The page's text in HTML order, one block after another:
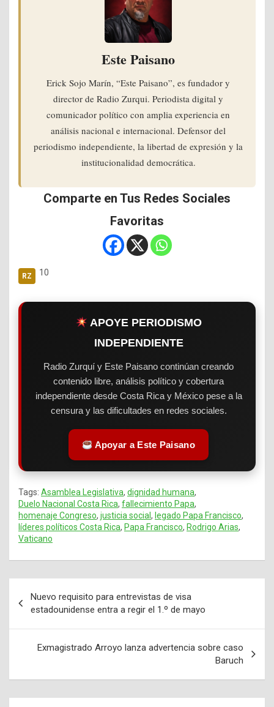
Este Paisano
Erick Sojo Marín, “Este Paisano”, es fundador y
director de Radio Zurqui. Periodista digital y
comunicador político con amplia experiencia en
análisis nacional e internacional. Defensor del
periodismo independiente, la libertad de expresión y la
institucionalidad democrática.
Comparte en Tus Redes Sociales
Favoritas
10
APOYE PERIODISMO
INDEPENDIENTE
Radio Zurquí y Este Paisano continúan creando
contenido libre, análisis político y cobertura
independiente desde Costa Rica y México pese a la
censura y las dificultades en redes sociales.
Apoyar a Este Paisano
Tags: Asamblea Legislativa, dignidad humana,
Duelo Nacional Costa Rica, fallecimiento Papa,
homenaje Congreso, justicia social , legado Papa Francisco,
líderes políticos Costa Rica, Papa Francisco, Rodrigo Arias,
Vaticano
Navegación
de
entradas
Nuevo requisito para entrevistas de visa
estadounidense entra a regir el 1.º de mayo
Exmagistrado Arroyo lanza advertencia sobre caso
Baruch